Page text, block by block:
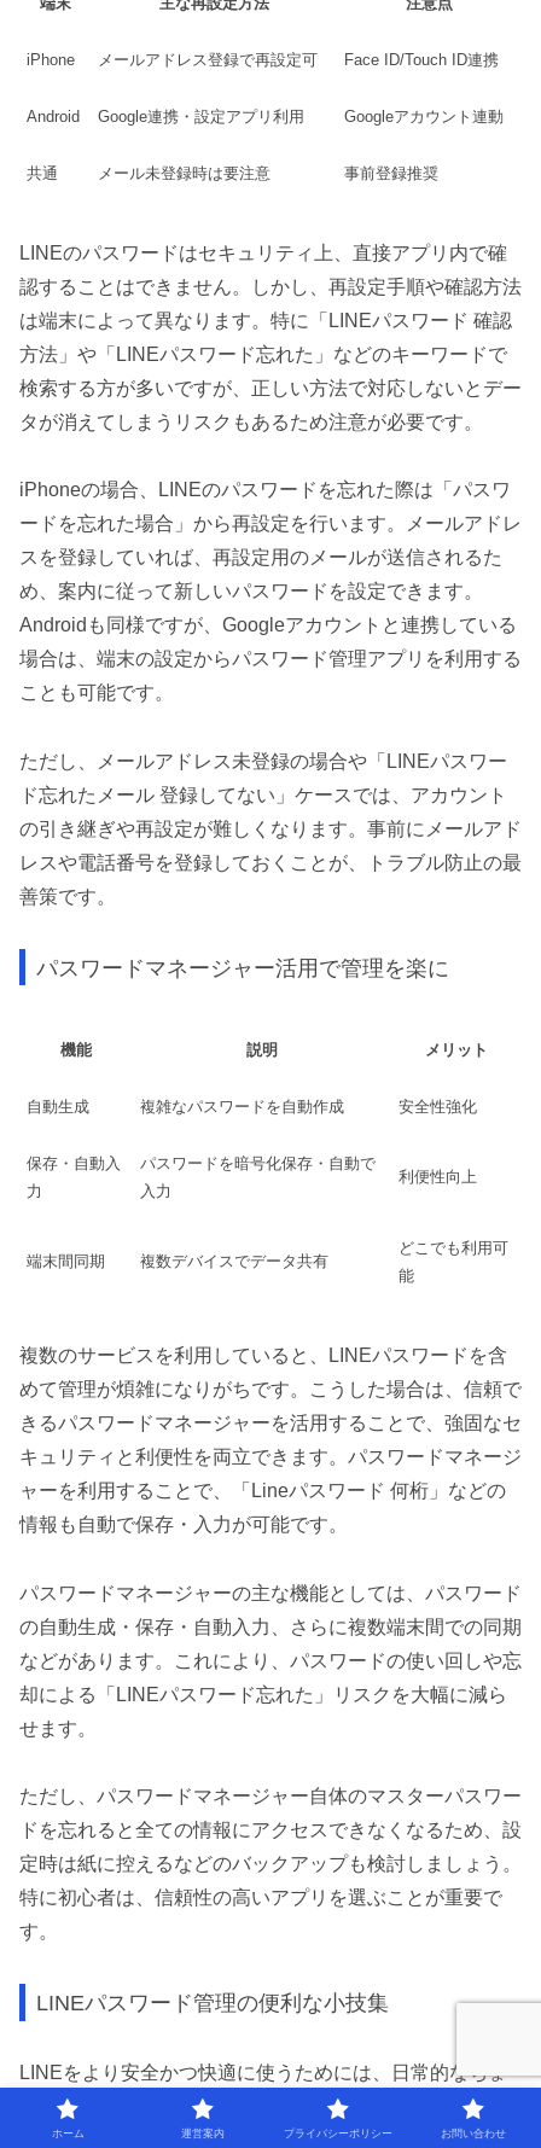
iPhone メールアドレス登録で再設定可 Face ID/Touch ID連携
Android Google連携・設定アプリ利用 Googleアカウント連動
共通 メール未登録時は要注意 事前登録推奨
LINEのパスワードはセキュリティ上、直接アプリ内で確
認することはできません。しかし、再設定手順や確認方法
は端末によって異なります。特に「LINEパスワード 確認
方法」や「LINEパスワード忘れた」などのキーワードで
検索する方が多いですが、正しい方法で対応しないとデー
タが消えてしまうリスクもあるため注意が必要です。
iPhoneの場合、LINEのパスワードを忘れた際は「パスワ
ードを忘れた場合」から再設定を行います。メールアドレ
スを登録していれば、再設定用のメールが送信されるた
め、案内に従って新しいパスワードを設定できます。
Androidも同様ですが、Googleアカウントと連携している
場合は、端末の設定からパスワード管理アプリを利用する
ことも可能です。
ただし、メールアドレス未登録の場合や「LINEパスワー
ド忘れたメール 登録してない」ケースでは、アカウント
の引き継ぎや再設定が難しくなります。事前にメールアド
レスや電話番号を登録しておくことが、トラブル防止の最
善策です。
パスワードマネージャー活用で管理を楽に
機能 説明 メリット
自動生成 複雑なパスワードを自動作成 安全性強化
保存・自動入
力
パスワードを暗号化保存・自動で
入力
利便性向上
端末間同期 複数デバイスでデータ共有
どこでも利用可
能
複数のサービスを利用していると、LINEパスワードを含
めて管理が煩雑になりがちです。こうした場合は、信頼で
きるパスワードマネージャーを活用することで、強固なセ
キュリティと利便性を両立できます。パスワードマネージ
ャーを利用することで、「Lineパスワード 何桁」などの
情報も自動で保存・入力が可能です。
パスワードマネージャーの主な機能としては、パスワード
の自動生成・保存・自動入力、さらに複数端末間での同期
などがあります。これにより、パスワードの使い回しや忘
却による「LINEパスワード忘れた」リスクを大幅に減ら
せます。
ただし、パスワードマネージャー自体のマスターパスワー
ドを忘れると全ての情報にアクセスできなくなるため、設
定時は紙に控えるなどのバックアップも検討しましょう。
特に初心者は、信頼性の高いアプリを選ぶことが重要で
す。
LINEパスワード管理の便利な小技集
LINEをより安全かつ快適に使うためには、日常的なちょ
っとした工夫が役立ちます。例えば、パスワードの定期的
な変更や、4桁のパスコードとの使い分けは基本です。
ホーム 運営案内 プライバシーポリシー お問い合わせ